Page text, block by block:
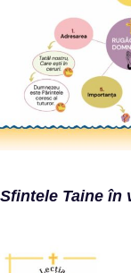
Sfintele Taine în